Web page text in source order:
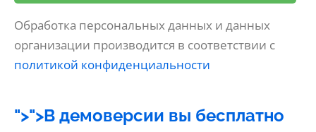
Обработка персональных данных и данных
организации производится в соответствии с
политикой конфиденциальности
">">В демоверсии вы бесплатно